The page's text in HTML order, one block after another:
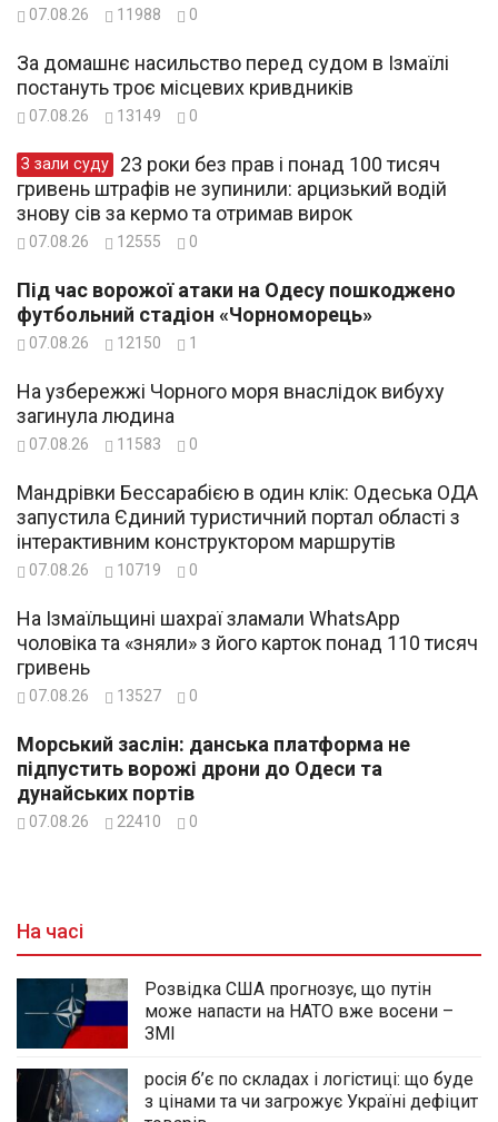
07.08.26 11988 0
За домашнє насильство перед судом в Ізмаїлі
постануть троє місцевих кривдників
07.08.26 13149 0
З зали суду
гривень штрафів не зупинили: арцизький водій
знову сів за кермо та отримав вирок
07.08.26 12555 0
Під час ворожої атаки на Одесу пошкоджено
футбольний стадіон «Чорноморець»
07.08.26 12150 1
На узбережжі Чорного моря внаслідок вибуху
загинула людина
07.08.26 11583 0
Мандрівки Бессарабією в один клік: Одеська ОДА
запустила Єдиний туристичний портал області з
інтерактивним конструктором маршрутів
07.08.26 10719 0
На Ізмаїльщині шахраї зламали WhatsApp
чоловіка та «зняли» з його карток понад 110 тисяч
гривень
07.08.26 13527 0
Морський заслін: данська платформа не
підпустить ворожі дрони до Одеси та
дунайських портів
07.08.26 22410 0
На часі
Розвідка США прогнозує, що путін
може напасти на НАТО вже восени –
ЗМІ
росія б’є по складах і логістиці: що буде
з цінами та чи загрожує Україні дефіцит